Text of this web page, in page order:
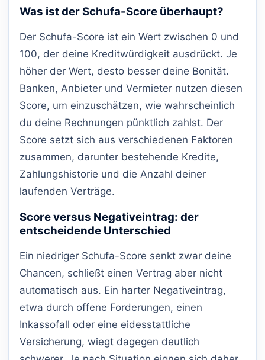
Was ist der Schufa-Score überhaupt?
Der Schufa-Score ist ein Wert zwischen 0 und
100, der deine Kreditwürdigkeit ausdrückt. Je
höher der Wert, desto besser deine Bonität.
Banken, Anbieter und Vermieter nutzen diesen
Score, um einzuschätzen, wie wahrscheinlich
du deine Rechnungen pünktlich zahlst. Der
Score setzt sich aus verschiedenen Faktoren
zusammen, darunter bestehende Kredite,
Zahlungshistorie und die Anzahl deiner
laufenden Verträge.
Score versus Negativeintrag: der
entscheidende Unterschied
Ein niedriger Schufa-Score senkt zwar deine
Chancen, schließt einen Vertrag aber nicht
automatisch aus. Ein harter Negativeintrag,
etwa durch offene Forderungen, einen
Inkassofall oder eine eidesstattliche
Versicherung, wiegt dagegen deutlich